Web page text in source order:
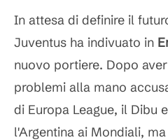
In attesa di definire il
Juventus ha indivuato in
nuovo portiere. Dopo
problemi alla mano
di Europa League, il Dibu
l'Argentina ai Mondiali,